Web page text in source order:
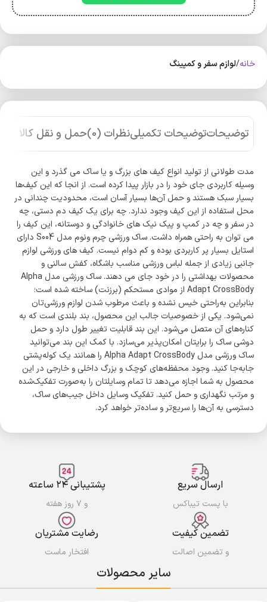
خانه لوازم سفر و کمپینگ
توضیحاتتوضیحات تکمیلینظرات (0) حمل و نقل کالا
مدت طولانی از تولید انواع کیف های بزرگ و یا ساک می گذرد و این
وسیله کاربردی جای خود را در بازار پیدا کرده است. از انجا که این کیف‌ها
بسیار سبک هستند و حمل آن‌ها بسیار آسان است، محدودیت چندانی در
محل استفاده از این کیف وجود ندارد. چه برای یک کیف دم دستی، چه
در سفر و چه در کمپ و پیک نیک های خانوادگی و دوستانه، این کیف را
می توان به راحتی همراه داشت. ساک ورزشی چرم ونوم مدل S004 دارای
استایل بسیار پر کاربردی بوده و کم دوام نیست. کیف های ورزشی لوازم
جانبی زیادی از جمله لباس ورزشی مناسب باشگاه، کفش سالنی و
محصولات بهداشتی را در خود جای می دهند. ساک ورزشی مدل Alpha
Adapt CrossBody از موادی مستحکم (برزنت) ساخته شده است؛
بنابراین به‌راحتی خیس نشده و باعث مرطوب شدن لوازم ورزشی‌تان
نمی‌شود. یکی از خصوصیات جالب این محصول، بند بلندی است که به
کناره‌های آن متصل می‌شود. این بند قابلیت تغییر طول دارد و حمل
دوشی ساک را برایتان امکان‌پذیر می‌سازد. با کمک این بند می‌توانید
ساک ورزشی مدل Alpha Adapt CrossBody را همانند یک کوله‌پشتی
جابه‌جا کنید. وجود محفظه‌های کوچک و بزرگ داخلی و خارجی در این
محصول به شما اجازه می‌دهد تا تمام وسایلتان را به‌صورت تفکیک‌شده
و مرتب نگهداری و حمل کنید. تفکیک وسایل داخل جیب‌های ساک،
دسترسی به آن‌ها را سریع‌تر و ساده‌تر خواهد کرد.
ارسال سریع
با پست تیباکس
پشتیبانی ۲۴ ساعته
و ۷ روز هفته
تضمین کیفیت
و تضمین اصالت
رضایت مشتریان
افتخار ماست
سایر محصولات